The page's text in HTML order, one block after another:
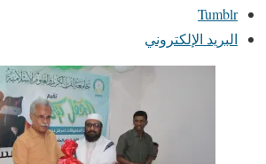
Tumblr
البريد الإلكتروني